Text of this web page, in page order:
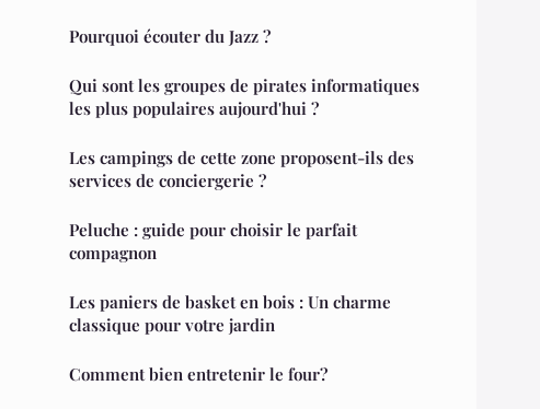
Pourquoi écouter du Jazz ?
Qui sont les groupes de pirates informatiques
les plus populaires aujourd'hui ?
Les campings de cette zone proposent-ils des
services de conciergerie ?
Peluche : guide pour choisir le parfait
compagnon
Les paniers de basket en bois : Un charme
classique pour votre jardin
Comment bien entretenir le four?